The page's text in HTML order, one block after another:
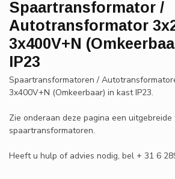
Spaartransformator /
Autotransformator
3x400V+N
IP23
Spaartransformatoren /
3x400V+N (Omkeerbaar) in kast IP23.
Zie onderaan deze pagina een
spaartransformatoren.
Heeft u hulp of advies nodig, bel + 31 6